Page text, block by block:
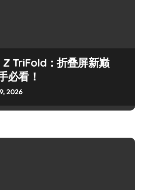
TriFold：折叠屏新巅
必看！
2026